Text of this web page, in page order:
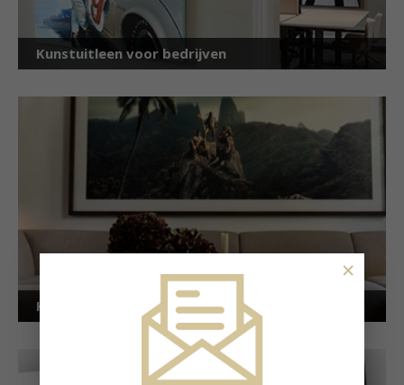
Kunstuitleen voor bedrijven
Kunstuitleen voor particulieren
×